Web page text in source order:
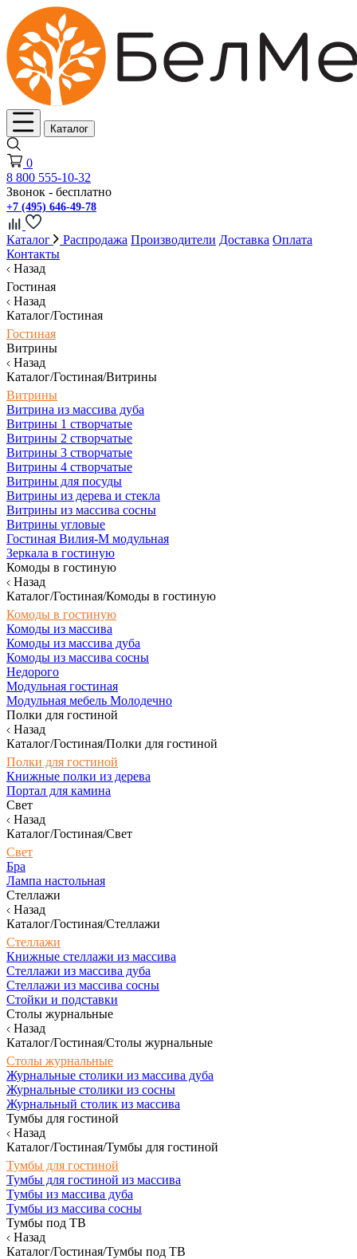
Каталог
0
8 800 555-10-32
Звонок - бесплатно
+7 (495) 646-49-78
Каталог Распродажа Производители Доставка Оплата
Контакты
Назад
Гостиная
Назад
Каталог/Гостиная
Гостиная
Витрины
Назад
Каталог/Гостиная/Витрины
Витрины
Витрина из массива дуба
Витрины 1 створчатые
Витрины 2 створчатые
Витрины 3 створчатые
Витрины 4 створчатые
Витрины для посуды
Витрины из дерева и стекла
Витрины из массива сосны
Витрины угловые
Гостиная Вилия-М модульная
Зеркала в гостиную
Комоды в гостиную
Назад
Каталог/Гостиная/Комоды в гостиную
Комоды в гостиную
Комоды из массива
Комоды из массива дуба
Комоды из массива сосны
Недорого
Модульная гостиная
Модульная мебель Молодечно
Полки для гостиной
Назад
Каталог/Гостиная/Полки для гостиной
Полки для гостиной
Книжные полки из дерева
Портал для камина
Свет
Назад
Каталог/Гостиная/Свет
Свет
Бра
Лампа настольная
Стеллажи
Назад
Каталог/Гостиная/Стеллажи
Стеллажи
Книжные стеллажи из массива
Стеллажи из массива дуба
Стеллажи из массива сосны
Стойки и подставки
Столы журнальные
Назад
Каталог/Гостиная/Столы журнальные
Столы журнальные
Журнальные столики из массива дуба
Журнальные столики из сосны
Журнальный столик из массива
Тумбы для гостиной
Назад
Каталог/Гостиная/Тумбы для гостиной
Тумбы для гостиной
Тумбы для гостиной из массива
Тумбы из массива дуба
Тумбы из массива сосны
Тумбы под ТВ
Назад
Каталог/Гостиная/Тумбы под ТВ